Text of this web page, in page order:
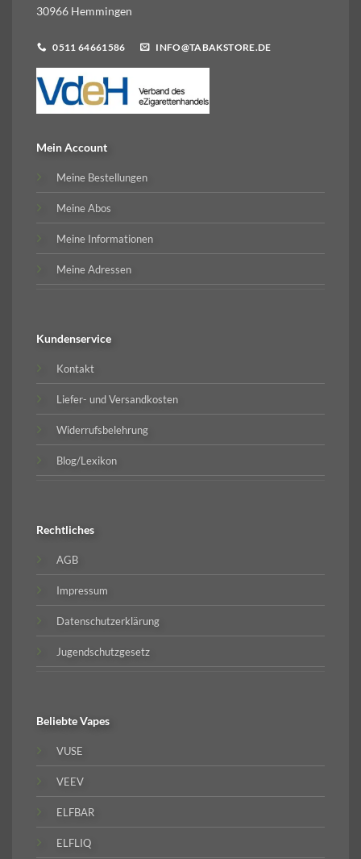
30966 Hemmingen
0511 64661586 INFO@TABAKSTORE.DE
Mein Account
Meine Bestellungen
Meine Abos
Meine Informationen
Meine Adressen
Kundenservice
Kontakt
Liefer- und Versandkosten
Widerrufsbelehrung
Blog/Lexikon
Rechtliches
AGB
Impressum
Datenschutzerklärung
Jugendschutzgesetz
BeliebteVapes
VUSE
VEEV
ELFBAR
ELFLIQ